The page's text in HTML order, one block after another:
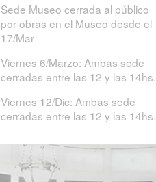
Sede Museo cerrada al público
por obras en el Museo desde el
17/Mar
Viernes 6/Marzo: Ambas sede
cerradas entre las 12 y las 14hs.
Viernes 12/Dic: Ambas sede
cerradas entre las 12 y las 14hs.